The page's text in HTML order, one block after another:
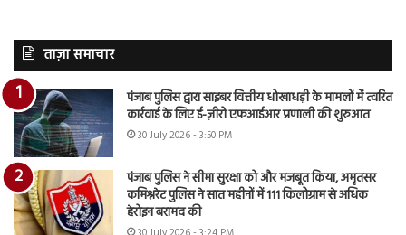
ताज़ा समाचार
पंजाब पुलिस द्वारा साइबर वित्तीय धोखाधड़ी के मामलों में त्वरित
कार्रवाई के लिए ई-ज़ीरो एफआईआर प्रणाली की शुरुआत
30 July 2026 - 3:50 PM
पंजाब पुलिस ने सीमा सुरक्षा को और मजबूत किया, अमृतसर
कमिश्नरेट पुलिस ने सात महीनों में 111 किलोग्राम से अधिक
हेरोइन बरामद की